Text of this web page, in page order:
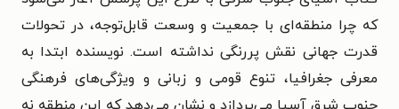
که چرا منطقه‌ای با جمعیت و وسعت قابل‌توجه، در تحولات
قدرت جهانی نقش پررنگی نداشته است. نویسنده ابتدا به
معرفی جغرافیا، تنوع قومی و زبانی و ویژگی‌های فرهنگی
جنوب شرق آسیا می‌پردازد و نشان می‌دهد که این منطقه نه